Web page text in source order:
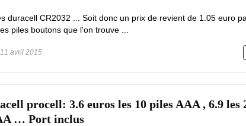
duracell CR2032 ... Soit donc un prix de revient de 1.05 euro
piles boutons que l'on trouve ...
11 avril 2015
procell: 3.6 euros les 10 piles AAA , 6.9 les
… Port inclus